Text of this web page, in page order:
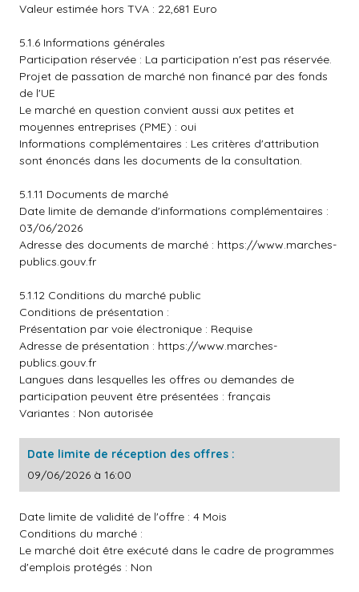
Valeur estimée hors TVA : 22,681 Euro
5.1.6 Informations générales
Participation réservée : La participation n'est pas réservée.
Projet de passation de marché non financé par des fonds
de l'UE
Le marché en question convient aussi aux petites et
moyennes entreprises (PME) : oui
Informations complémentaires : Les critères d'attribution
sont énoncés dans les documents de la consultation.
5.1.11 Documents de marché
Date limite de demande d'informations complémentaires :
03/06/2026
Adresse des documents de marché : https://www.marches-
publics.gouv.fr
5.1.12 Conditions du marché public
Conditions de présentation :
Présentation par voie électronique : Requise
Adresse de présentation : https://www.marches-
publics.gouv.fr
Langues dans lesquelles les offres ou demandes de
participation peuvent être présentées : français
Variantes : Non autorisée
Date limite de réception des offres :
09/06/2026 à 16:00
Date limite de validité de l'offre : 4 Mois
Conditions du marché :
Le marché doit être exécuté dans le cadre de programmes
d'emplois protégés : Non